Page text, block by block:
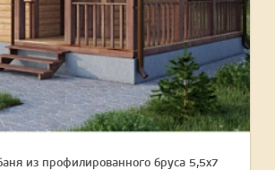
из профилированного бруса 5,5х7